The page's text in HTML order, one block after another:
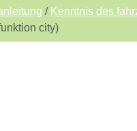
/ Kenntnis des
city)